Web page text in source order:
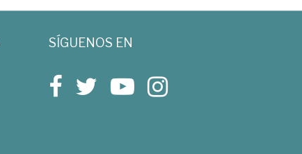
SÍGUENOS EN